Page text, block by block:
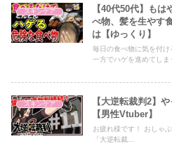
スキンケア
【40代50代】も
べ物、髪を生やす
は【ゆっくり】
毎日の食べ物に気を付け
一方でハゲを進めてしま
スキンケア
【大逆転裁判2】
【男性Vtuber】
お疲れ様です！ おしゃ
「大逆転裁...